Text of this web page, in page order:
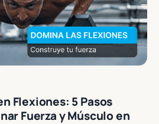
Flexiones: 5 Pasos
Fuerza y Músculo en